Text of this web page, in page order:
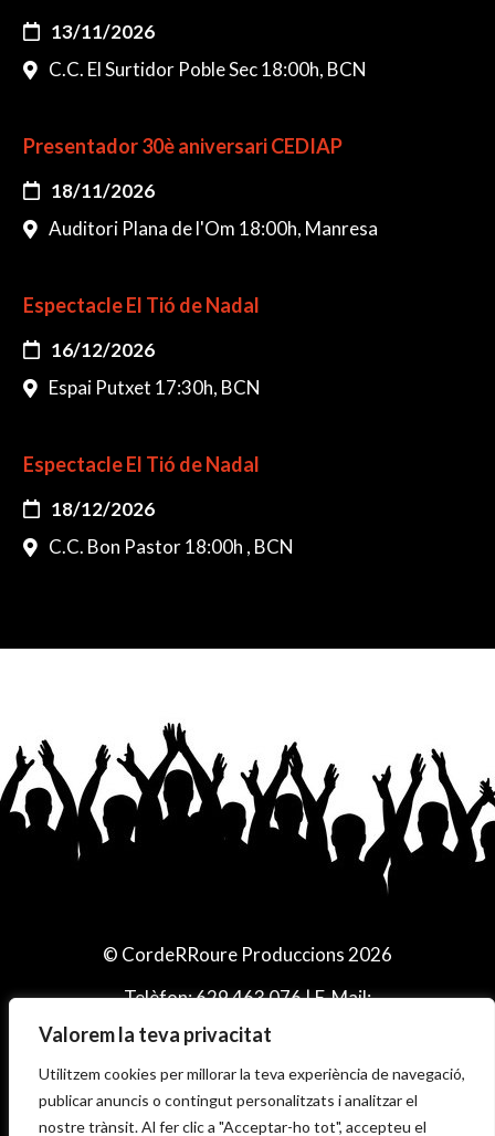
Valorem la teva privacitat
Utilitzem cookies per millorar la teva experiència de navegació,
publicar anuncis o contingut personalitzats i analitzar el
nostre trànsit. Al fer clic a "Acceptar-ho tot", accepteu el
13/11/2026
C.C. El Surtidor Poble Sec 18:00h, BCN
Presentador 30è aniversari CEDIAP
18/11/2026
Auditori Plana de l'Om 18:00h, Manresa
Espectacle El Tió de Nadal
16/12/2026
Espai Putxet 17:30h, BCN
Espectacle El Tió de Nadal
18/12/2026
C.C. Bon Pastor 18:00h , BCN
© CordeRRoure Produccions 2026
Telèfon:629 463 076| E-Mail:
info@corderroure.net
Cookies|Avis legal|Política de privacitat